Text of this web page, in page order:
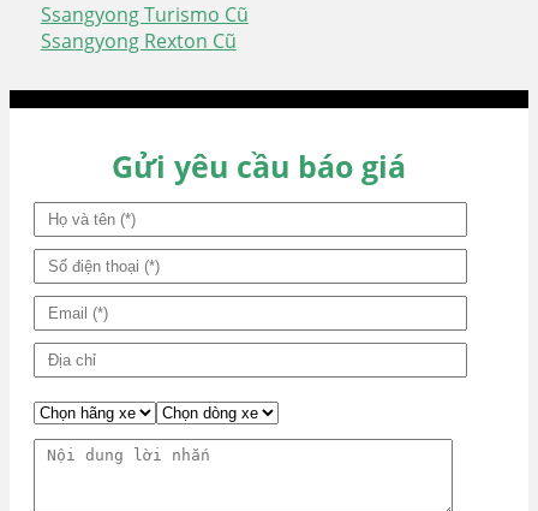
Điều
hướng
Ssangyong Turismo Cũ
Ssangyong Rexton Cũ
Gửi yêu cầu báo giá